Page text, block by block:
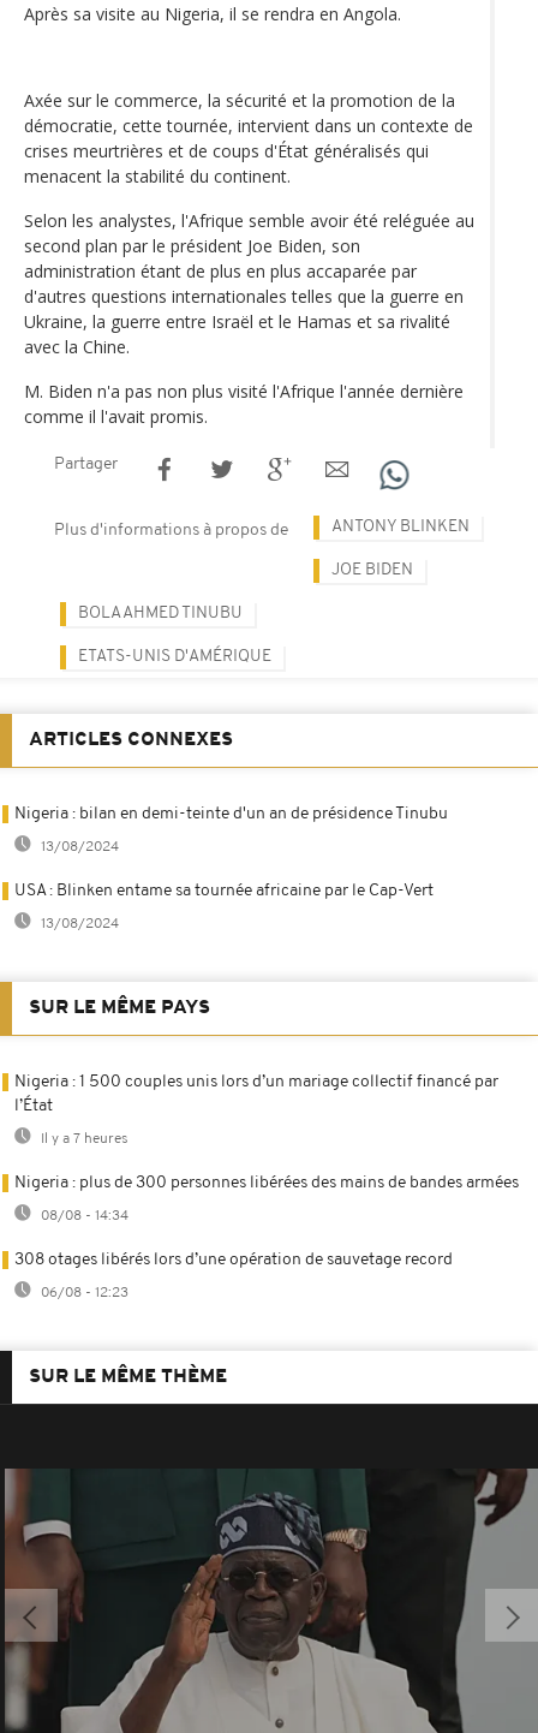
Après sa visite au Nigeria, il se rendra en Angola.
Axée sur le commerce, la sécurité et la promotion de la
démocratie, cette tournée, intervient dans un contexte de
crises meurtrières et de coups d'État généralisés qui
menacent la stabilité du continent.
Selon les analystes, l'Afrique semble avoir été reléguée au
second plan par le président Joe Biden, son
administration étant de plus en plus accaparée par
d'autres questions internationales telles que la guerre en
Ukraine, la guerre entre Israël et le Hamas et sa rivalité
avec la Chine.
M. Biden n'a pas non plus visité l'Afrique l'année dernière
comme il l'avait promis.
Partager
Plus d'informations à propos de ANTONY BLINKEN
JOE BIDEN
BOLA AHMED TINUBU
ETATS-UNIS D'AMÉRIQUE
ARTICLES CONNEXES
Nigeria : bilan en demi-teinte d'un an de présidence Tinubu
13/08/2024
USA : Blinken entame sa tournée africaine par le Cap-Vert
13/08/2024
SUR LE MÊME PAYS
Nigeria : 1 500 couples unis lors d’un mariage collectif financé par
l’État
Il y a 7 heures
Nigeria : plus de 300 personnes libérées des mains de bandes armées
08/08 - 14:34
308 otages libérés lors d’une opération de sauvetage record
06/08 - 12:23
SUR LE MÊME THÈME